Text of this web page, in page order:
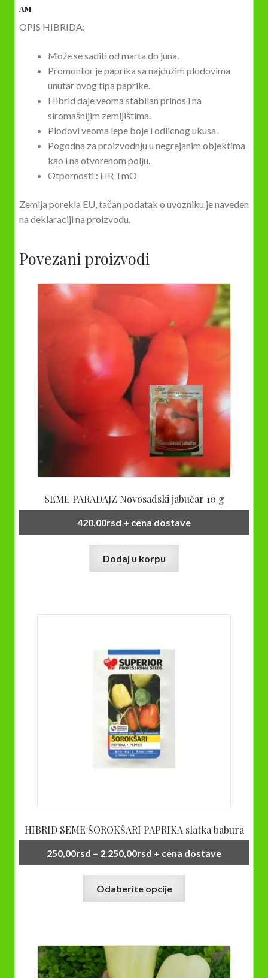
AM
OPIS HIBRIDA:
Može se saditi od marta do juna.
Promontor je paprika sa najdužim plodovima
unutar ovog tipa paprike.
Hibrid daje veoma stabilan prinos i na
siromašnijim zemljištima.
Plodovi veoma lepe boje i odlicnog ukusa.
Pogodna za proizvodnju u negrejanim objektima
kao i na otvorenom polju.
Otpornosti : HR TmO
Zemlja porekla EU, tačan podatak o uvozniku je naveden
na deklaraciji na proizvodu.
Povezani proizvodi
SEME PARADAJZ Novosadski jabučar 10 g
420,00rsd + cena dostave
Dodaj u korpu
HIBRID SEME ŠOROKŠARI PAPRIKA slatka babura
250,00rsd – 2.250,00rsd Raspon
cena:
250,00rsd
+ cena dostave
Odaberite opcije
Opcije